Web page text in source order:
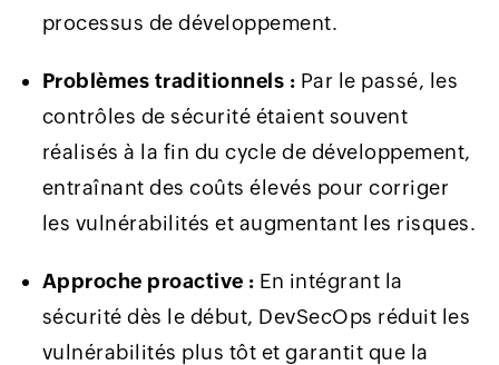
processus de développement.
Problèmes traditionnels : Par le passé, les
contrôles de sécurité étaient souvent
réalisés à la fin du cycle de développement,
entraînant des coûts élevés pour corriger
les vulnérabilités et augmentant les risques.
Approche proactive : En intégrant la
sécurité dès le début, DevSecOps réduit les
vulnérabilités plus tôt et garantit que la